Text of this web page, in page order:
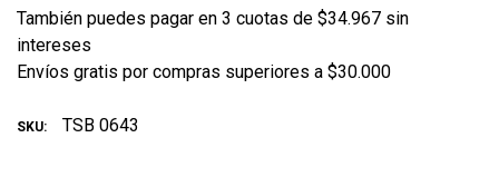
También puedes pagar en 3 cuotas de $34.967 sin
intereses
Envíos gratis por compras superiores a $30.000
SKU: TSB 0643